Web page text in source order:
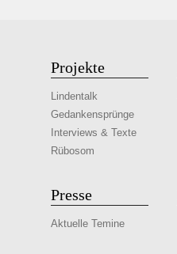
Projekte
Lindentalk
Gedankensprünge
Interviews & Texte
Rübosom
Presse
Aktuelle Temine